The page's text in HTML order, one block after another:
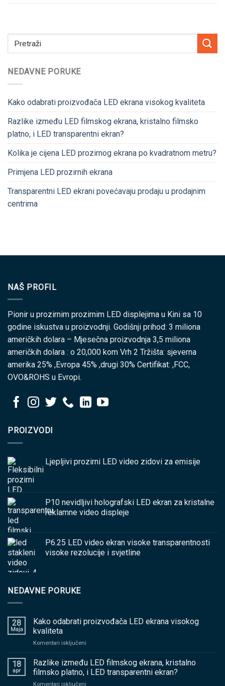
NEDAVNE PORUKE
Kako odabrati proizvođača LED ekrana visokog kvaliteta
Razlike između LED filmskog ekrana, kristalno filmsko
platno, i LED transparentni ekran?
Kolika je cijena LED prozirnog ekrana po kvadratnom metru?
Primjena LED prozirnih ekrana
Transparentni LED ekrani povećavaju prodaju u prodajnim
centrima
NAŠ PROFIL
Pionir u prozirnim prozirnim LED displejima u Kini sa 10
godine iskustva u proizvodnji. Godišnji prihod: 3 miliona
američkih dolara – Mjesečna proizvodnja 3,5 miliona
američkih dolara : o 20,000 kom Vrh 2 Tržišta: sjeverna
amerika 25% ,Evropa 45% ,drugi 30% Certifikat: ,FCC,
OVO&ROHS u Evropi.
PROIZVODI
Ljepljivi prozirni LED video zidovi za emisije
P10 nevidljivi holografski LED ekran za kristalne
reklamne video displeje
P6.25 LED video ekran visoke transparentnosti
visoke rezolucije i svjetline
NEDAVNE PORUKE
28
Maja
Kako odabrati proizvođača LED ekrana visokog
kvaliteta
Komentari isključeni
odabrati
proizvođača
LED
18
apr
Razlike između LED filmskog ekrana, kristalno
filmsko platno, i LED transparentni ekran?
Komentari isključeni